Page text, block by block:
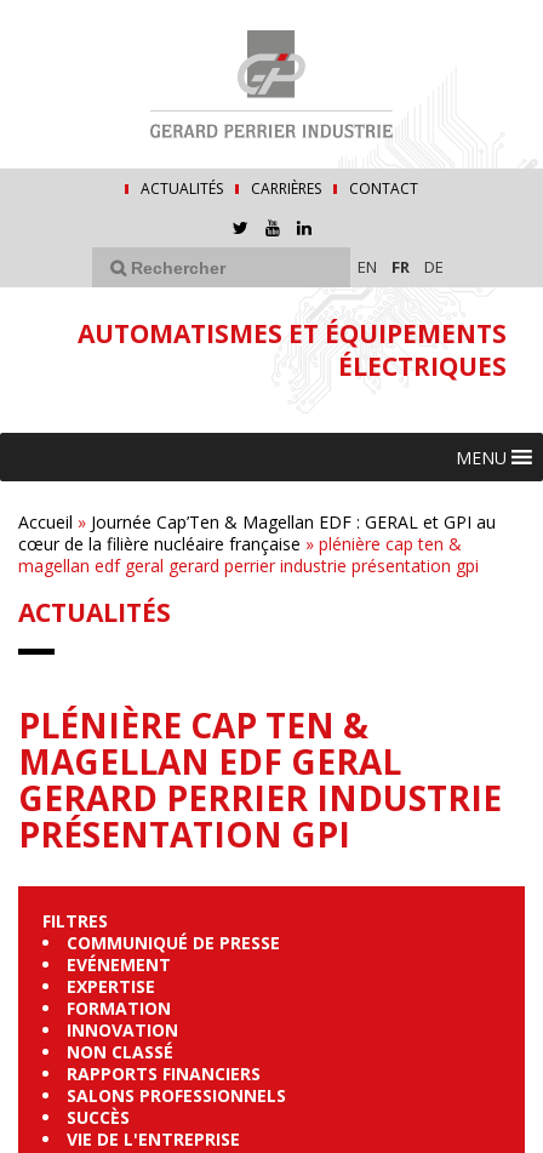
ACTUALITÉS CARRIÈRES CONTACT
EN FR DE
AUTOMATISMES ET ÉQUIPEMENTS
ÉLECTRIQUES
MENU
Accueil » Journée Cap’Ten & Magellan EDF : GERAL et GPI au
cœur de la filière nucléaire française » plénière cap ten &
magellan edf geral gerard perrier industrie présentation gpi
ACTUALITÉS
PLÉNIÈRE CAP TEN &
MAGELLAN EDF GERAL
GERARD PERRIER INDUSTRIE
PRÉSENTATION GPI
FILTRES
COMMUNIQUÉ DE PRESSE
EVÉNEMENT
EXPERTISE
FORMATION
INNOVATION
NON CLASSÉ
RAPPORTS FINANCIERS
SALONS PROFESSIONNELS
SUCCÈS
VIE DE L'ENTREPRISE